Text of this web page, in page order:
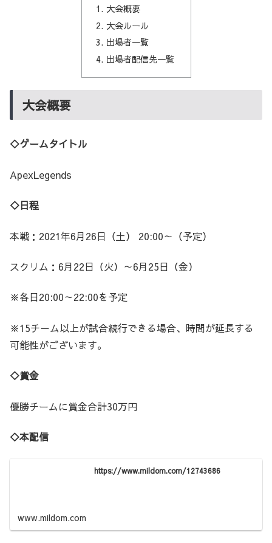
大会概要
大会ルール
出場者一覧
出場者配信先一覧
大会概要
◇ゲームタイトル
ApexLegends
◇日程
本戦：2021年6月26日（土） 20:00～（予定）
スクリム：6月22日（火）～6月25日（金）
※各日20:00～22:00を予定
※15チーム以上が試合続行できる場合、時間が延長する
可能性がございます。
◇賞金
優勝チームに賞金合計30万円
◇本配信
https://www.mildom.com/12743686
www.mildom.com